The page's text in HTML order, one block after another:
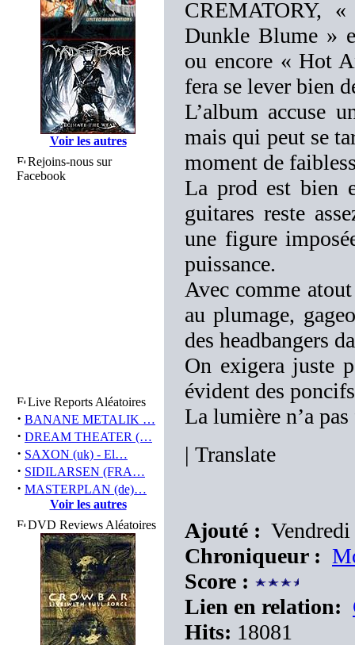
Voir les autres
Rejoins-nous sur
Facebook
Live Reports Aléatoires
· BANANE METALIK …
· DREAM THEATER (…
· SAXON (uk) - El…
· SIDILARSEN (FRA…
· MASTERPLAN (de)…
Voir les autres
DVD Reviews Aléatoires
CREMATORY,
Dunkle Blume »
ou encore « Hot
fera se lever bien
L’album accuse
mais qui peut se
moment de
La prod est bien
guitares reste
une figure
puissance.
Avec comme
au plumage,
des headbangers
On exigera juste
évident des
La lumière n’a
| Translate
Ajouté :
Chroniqueur :
Score :
Lien en relation:
Hits: 18081